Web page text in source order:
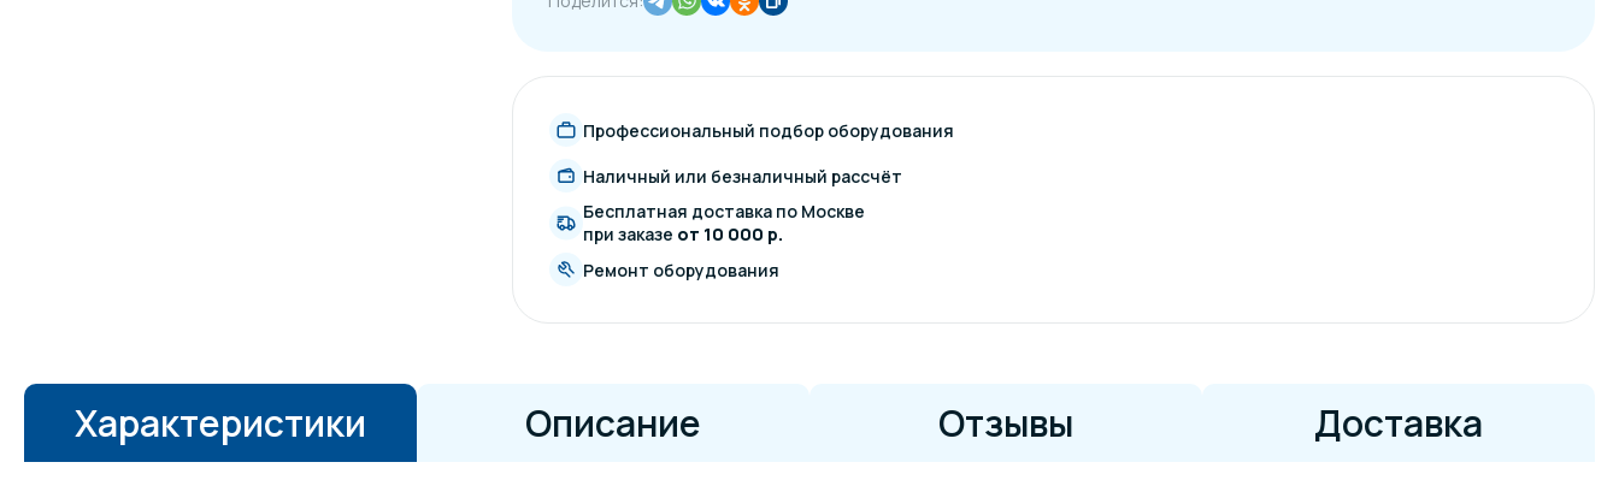
Профессиональный подбор оборудования
Наличный или безналичный рассчёт
Бесплатная доставка по Москве
при заказе от 10 000 р.
Ремонт оборудования
Характеристики Описание Отзывы Доставка